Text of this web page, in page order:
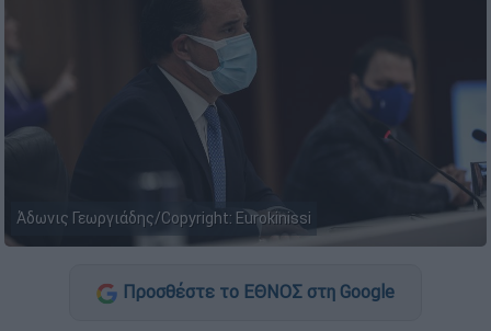
Άδωνις Γεωργιάδης/Copyright: Eurokinissi
Προσθέστε το ΕΘΝΟΣ στη Google